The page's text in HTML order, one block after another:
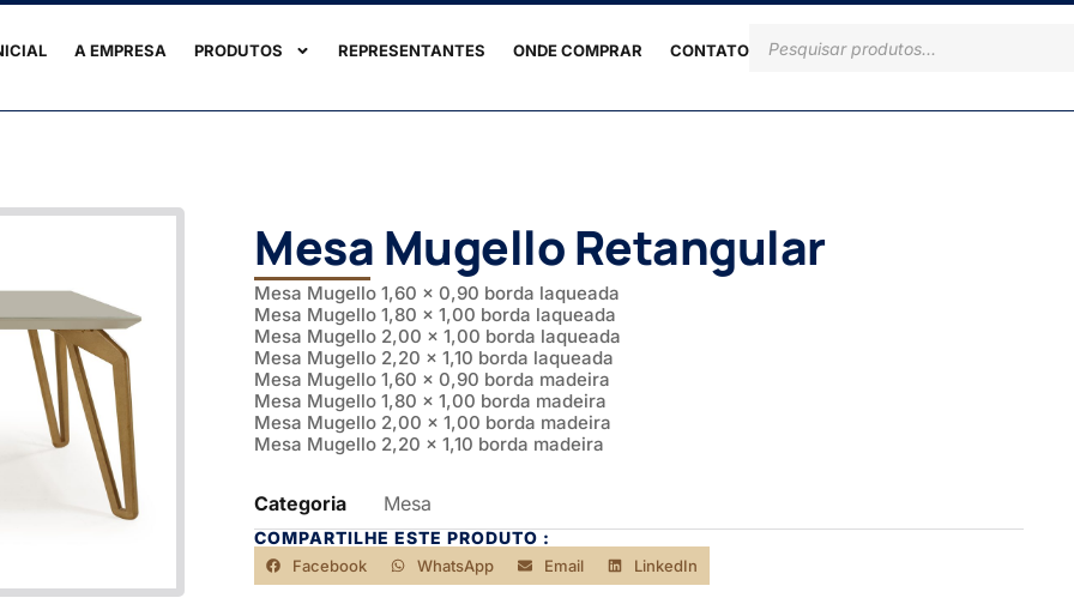
A EMPRESA PRODUTOS REPRESENTANTES ONDE COMPRAR CONTATO
Mesa Mugello Retangular
Mesa Mugello 1,60 x 0,90 borda laqueada
Mesa Mugello 1,80 x 1,00 borda laqueada
Mesa Mugello 2,00 x 1,00 borda laqueada
Mesa Mugello 2,20 x 1,10 borda laqueada
Mesa Mugello 1,60 x 0,90 borda madeira
Mesa Mugello 1,80 x 1,00 borda madeira
Mesa Mugello 2,00 x 1,00 borda madeira
Mesa Mugello 2,20 x 1,10 borda madeira
Categoria Mesa
COMPARTILHE ESTE PRODUTO :
Facebook WhatsApp Email LinkedIn